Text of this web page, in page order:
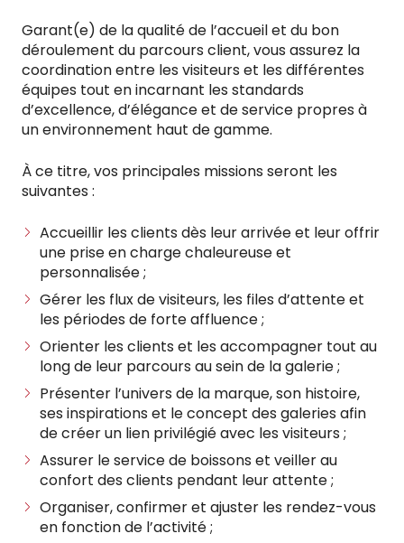
Garant(e) de la qualité de l’accueil et du bon
déroulement du parcours client, vous assurez la
coordination entre les visiteurs et les différentes
équipes tout en incarnant les standards
d’excellence, d’élégance et de service propres à
un environnement haut de gamme.
À ce titre, vos principales missions seront les
suivantes :
Accueillir les clients dès leur arrivée et leur offrir
une prise en charge chaleureuse et
personnalisée ;
Gérer les flux de visiteurs, les files d’attente et
les périodes de forte affluence ;
Orienter les clients et les accompagner tout au
long de leur parcours au sein de la galerie ;
Présenter l’univers de la marque, son histoire,
ses inspirations et le concept des galeries afin
de créer un lien privilégié avec les visiteurs ;
Assurer le service de boissons et veiller au
confort des clients pendant leur attente ;
Organiser, confirmer et ajuster les rendez-vous
en fonction de l’activité ;